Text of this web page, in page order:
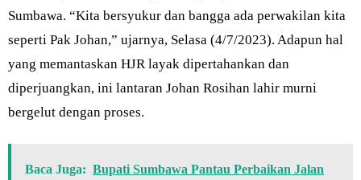
Sumbawa. “Kita bersyukur dan bangga ada perwakilan kita
seperti Pak Johan,” ujarnya, Selasa (4/7/2023). Adapun hal
yang memantaskan HJR layak dipertahankan dan
diperjuangkan, ini lantaran Johan Rosihan lahir murni
bergelut dengan proses.
Baca Juga: Bupati Sumbawa Pantau Perbaikan Jalan